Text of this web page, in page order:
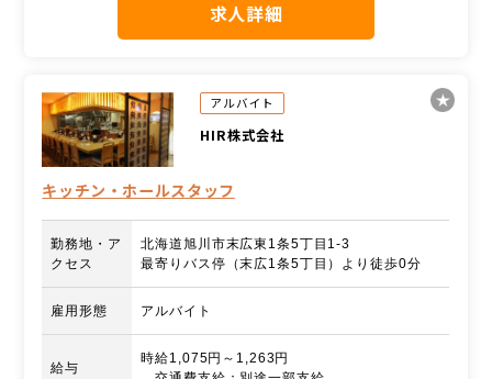
求人詳細
アルバイト
HIR株式会社
キッチン・ホールスタッフ
勤務地・ア
クセス
北海道旭川市末広東1条5丁目1-3
最寄りバス停（末広1条5丁目）より徒歩0分
雇用形態 アルバイト
給与
時給1,075円～1,263円